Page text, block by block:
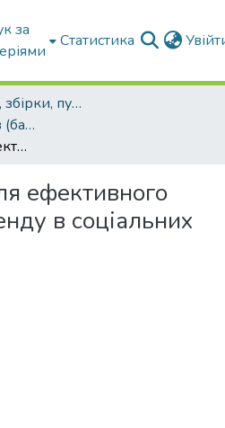
за
Статистика
Конференції, збірки, публікації молодих вчених і здобувачів : магістрів, бакалаврів, аспірантів.
Публікації здобувачів (бакалаврів. магістрів, аспірантів)
Тренди SMM для ефективного просування бренду в соціальних мережах
ефективного
в соціальних